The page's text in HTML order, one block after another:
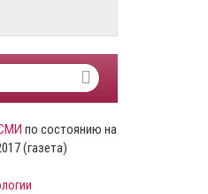
по состоянию на
(газета)